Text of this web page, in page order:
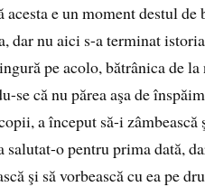
acesta e un moment destul de
dar nu aici s-a terminat
pe acolo, bătrânica de
se că nu părea aşa de
a început să-i zâmbească
salutat-o pentru prima dată,
şi să vorbească cu ea pe